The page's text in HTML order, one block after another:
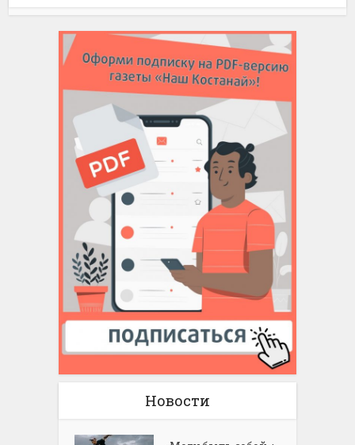
Новости